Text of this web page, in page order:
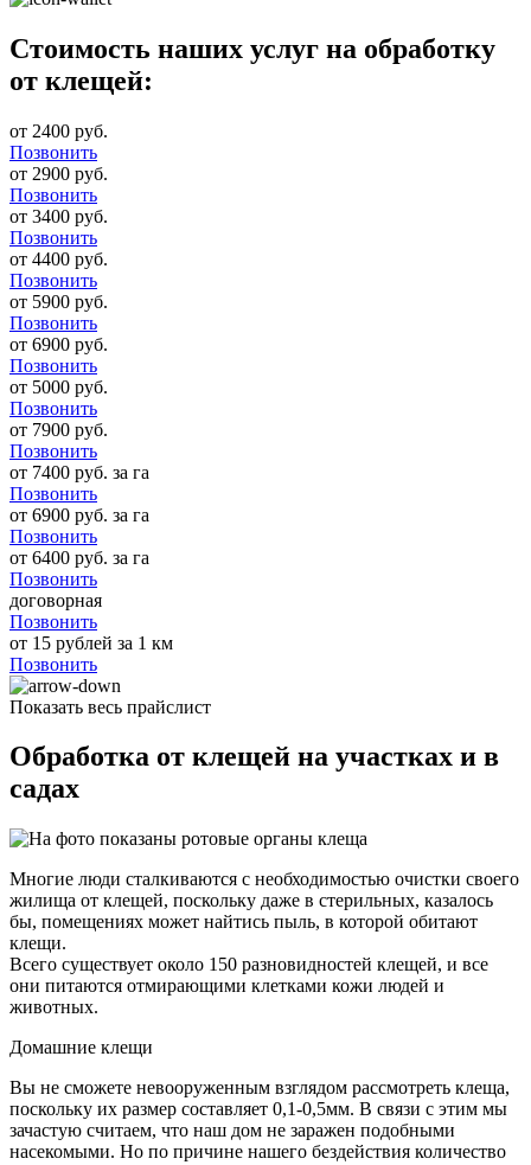
Стоимость наших услуг на обработку
от клещей:
от 2400 руб.
Позвонить
от 2900 руб.
Позвонить
от 3400 руб.
Позвонить
от 4400 руб.
Позвонить
от 5900 руб.
Позвонить
от 6900 руб.
Позвонить
от 5000 руб.
Позвонить
от 7900 руб.
Позвонить
от 7400 руб. за га
Позвонить
от 6900 руб. за га
Позвонить
от 6400 руб. за га
Позвонить
договорная
Позвонить
от 15 рублей за 1 км
Позвонить
Показать весь прайслист
Обработка от клещей на участках и в
садах
Многие люди сталкиваются с необходимостью очистки своего
жилища от клещей, поскольку даже в стерильных, казалось
бы, помещениях может найтись пыль, в которой обитают
клещи.
Всего существует около 150 разновидностей клещей, и все
они питаются отмирающими клетками кожи людей и
животных.
Домашние клещи
Вы не сможете невооруженным взглядом рассмотреть клеща,
поскольку их размер составляет 0,1-0,5мм. В связи с этим мы
зачастую считаем, что наш дом не заражен подобными
насекомыми. Но по причине нашего бездействия количество